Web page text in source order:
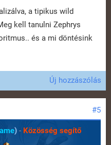
a tipikus wild
kell tanulni Zephrys
és a mi döntésink
Új hozzászólás
#5
) - Közösség segítő